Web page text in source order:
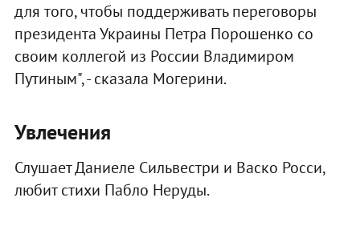
для того, чтобы поддерживать переговоры
президента Украины Петра Порошенко со
своим коллегой из России Владимиром
Путиным", - сказала Могерини.
Увлечения
Слушает Даниеле Сильвестри и Васко Росси,
любит стихи Пабло Неруды.